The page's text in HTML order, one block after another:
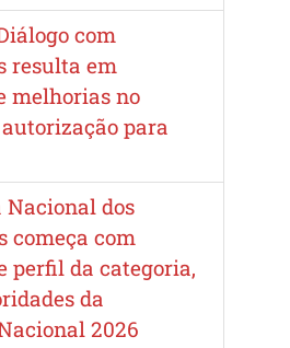
com
resulta em
melhorias no
para
Nacional dos
começa com
perfil da categoria,
da
2026